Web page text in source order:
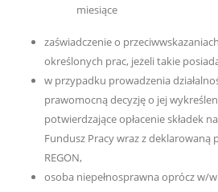
miesiące
zaświadczenie o
określonych prac, jeżeli takie
w przypadku prowadzenia
prawomocną decyzję o jej
potwierdzające opłacenie składek
Fundusz Pracy wraz z
REGON,
osoba niepełnosprawna oprócz w/